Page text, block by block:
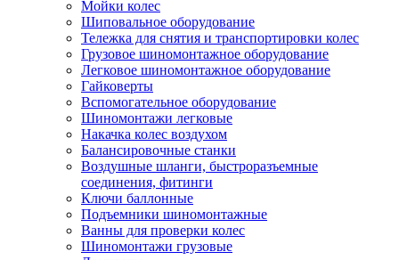
Мойки колес
Шиповальное оборудование
Тележка для снятия и транспортировки колес
Грузовое шиномонтажное оборудование
Легковое шиномонтажное оборудование
Гайковерты
Вспомогательное оборудование
Шиномонтажи легковые
Накачка колес воздухом
Балансировочные станки
Воздушные шланги, быстроразъемные
соединения, фитинги
Ключи баллонные
Подъемники шиномонтажные
Ванны для проверки колес
Шиномонтажи грузовые